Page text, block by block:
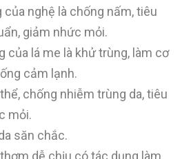
của nghệ là chống nấm, tiêu
giảm nhức mỏi.
của lá me là khử trùng, làm cơ
cảm lạnh.
chống nhiễm trùng da, tiêu
mỏi.
săn chắc.
dễ chịu có tác dụng làm